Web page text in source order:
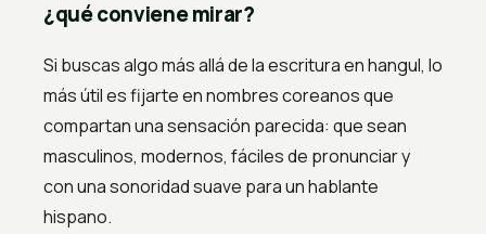
¿qué conviene mirar?
Si buscas algo más allá de la escritura en hangul, lo
más útil es fijarte en nombres coreanos que
compartan una sensación parecida: que sean
masculinos, modernos, fáciles de pronunciar y
con una sonoridad suave para un hablante
hispano.